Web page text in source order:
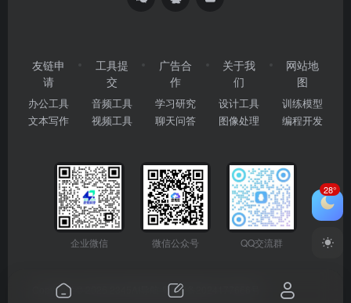
友链申
请
办公工具
文本写作
工具提
交
音频工具
视频工具
广告合
作
学习研究
聊天问答
关于我
们
设计工具
图像处理
网站地
图
训练模型
编程开发
企业微信 微信公众号 QQ交流群
Copyright © 2026 粤ICP备2024177666号
28°